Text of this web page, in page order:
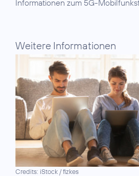
Informationen zum 5G-
Weitere Informationen
Credits: iStock / fizkes